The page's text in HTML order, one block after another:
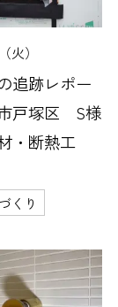
火）
追跡レポー
戸塚区 S様
・断熱工
くり